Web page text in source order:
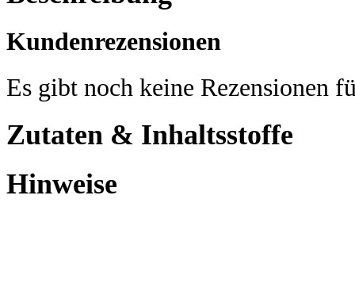
Kundenrezensionen
Es gibt noch keine Rezensionen
Zutaten & Inhaltsstoffe
Hinweise